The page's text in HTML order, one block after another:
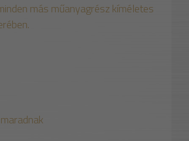
más műanyagrész kíméletes